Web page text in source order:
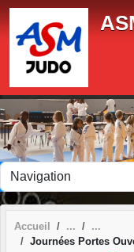
Accueil
Journées Portes
Panneau de gestion